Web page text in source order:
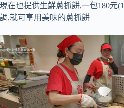
現在也提供生鮮蔥抓餅,一包180元
調,就可享用美味的蔥抓餅